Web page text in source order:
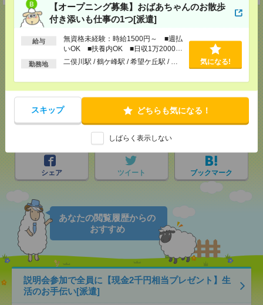
【オープニング募集】おばあちゃんのお散歩
付き添いも仕事の1つ[派遣]
給与
無資格未経験：時給1500円～ ■週払
いOK ■扶養内OK ■日収1万2000円
以上
勤務地 二俣川駅 / 鶴ケ峰駅 / 希望ケ丘駅 / … 気になる!
スキップ どちらも気になる！
しばらく表示しない
応募ページへ
気になる！
で送る
シェア ツイート ブックマーク
あなたの閲覧履歴からの
おすすめ
説明会参加で全員に【現金2千円相当プレゼント】生
活のお手伝い[派遣]